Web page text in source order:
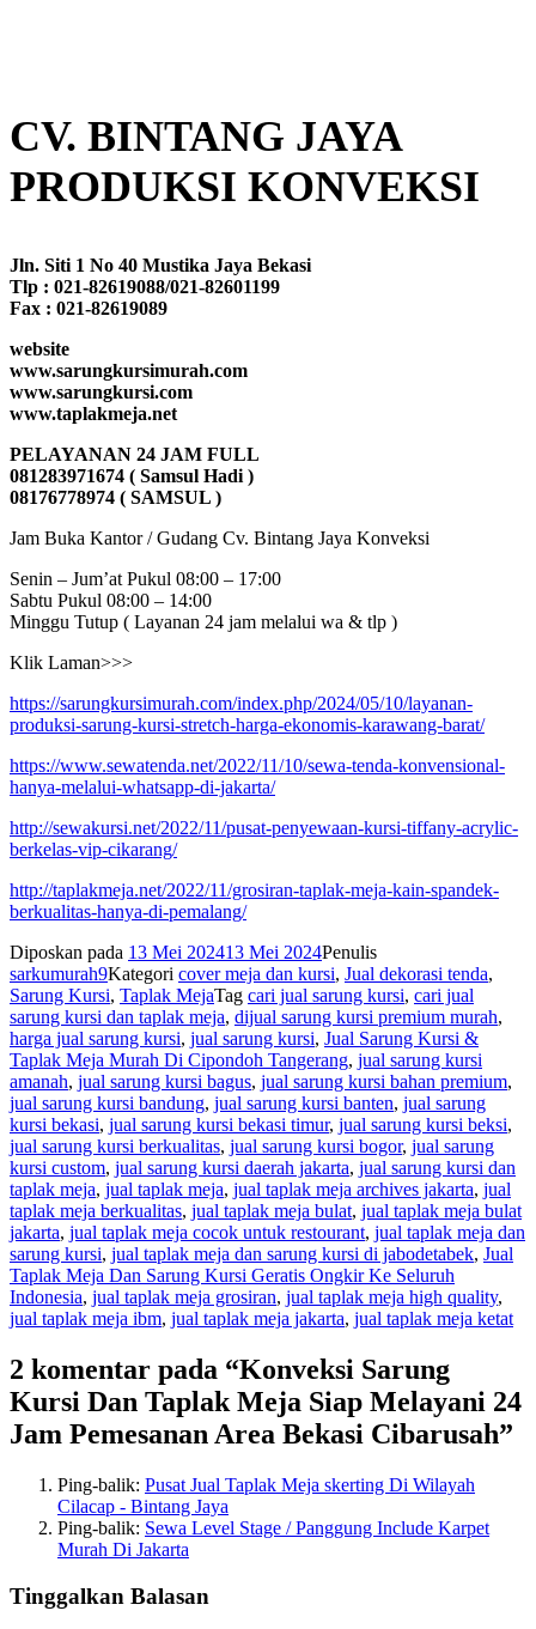
CV. BINTANG JAYA
PRODUKSI KONVEKSI
Jln. Siti 1 No 40 Mustika Jaya Bekasi
Tlp : 021-82619088/021-82601199
Fax : 021-82619089
website
www.sarungkursimurah.com
www.sarungkursi.com
www.taplakmeja.net
PELAYANAN 24 JAM FULL
081283971674 ( Samsul Hadi )
08176778974 ( SAMSUL )
Jam Buka Kantor / Gudang Cv. Bintang Jaya Konveksi
Senin – Jum’at Pukul 08:00 – 17:00
Sabtu Pukul 08:00 – 14:00
Minggu Tutup ( Layanan 24 jam melalui wa & tlp )
Klik Laman>>>
https://sarungkursimurah.com/index.php/2024/05/10/layanan-
produksi-sarung-kursi-stretch-harga-ekonomis-karawang-barat/
https://www.sewatenda.net/2022/11/10/sewa-tenda-konvensional-
hanya-melalui-whatsapp-di-jakarta/
http://sewakursi.net/2022/11/pusat-penyewaan-kursi-tiffany-acrylic-
berkelas-vip-cikarang/
http://taplakmeja.net/2022/11/grosiran-taplak-meja-kain-spandek-
berkualitas-hanya-di-pemalang/
Diposkan pada 13 Mei 202413 Mei 2024Penulis
sarkumurah9Kategori cover meja dan kursi, Jual dekorasi tenda,
Sarung Kursi, Taplak MejaTag cari jual sarung kursi, cari jual
sarung kursi dan taplak meja, dijual sarung kursi premium murah,
harga jual sarung kursi, jual sarung kursi, Jual Sarung Kursi &
Taplak Meja Murah Di Cipondoh Tangerang, jual sarung kursi
amanah, jual sarung kursi bagus, jual sarung kursi bahan premium,
jual sarung kursi bandung, jual sarung kursi banten, jual sarung
kursi bekasi, jual sarung kursi bekasi timur, jual sarung kursi beksi,
jual sarung kursi berkualitas, jual sarung kursi bogor, jual sarung
kursi custom, jual sarung kursi daerah jakarta, jual sarung kursi dan
taplak meja, jual taplak meja, jual taplak meja archives jakarta, jual
taplak meja berkualitas, jual taplak meja bulat, jual taplak meja bulat
jakarta, jual taplak meja cocok untuk restourant, jual taplak meja dan
sarung kursi, jual taplak meja dan sarung kursi di jabodetabek, Jual
Taplak Meja Dan Sarung Kursi Geratis Ongkir Ke Seluruh
Indonesia, jual taplak meja grosiran, jual taplak meja high quality,
jual taplak meja ibm, jual taplak meja jakarta, jual taplak meja ketat
2 komentar pada “Konveksi Sarung
Kursi Dan Taplak Meja Siap Melayani 24
Jam Pemesanan Area Bekasi Cibarusah”
Ping-balik: Pusat Jual Taplak Meja skerting Di Wilayah
Cilacap - Bintang Jaya
Ping-balik: Sewa Level Stage / Panggung Include Karpet
Murah Di Jakarta
Tinggalkan Balasan